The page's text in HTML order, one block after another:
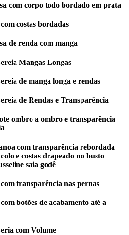
com corpo todo bordado em prata
costas bordadas
de renda com manga
Mangas Longas
de manga longa e rendas
de Rendas e Transparência
ombro a ombro e transparência
com transparência rebordada
e costas drapeado no busto
saia godê
transparência nas pernas
botões de acabamento até a
com Volume